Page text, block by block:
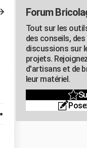
Forum
Tout sur les
des conseils,
discussions sur
projets.
d'artisans et de
leur matériel.